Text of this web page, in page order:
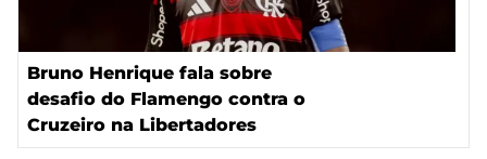
Bruno Henrique fala sobre
desafio do Flamengo contra o
Cruzeiro na Libertadores